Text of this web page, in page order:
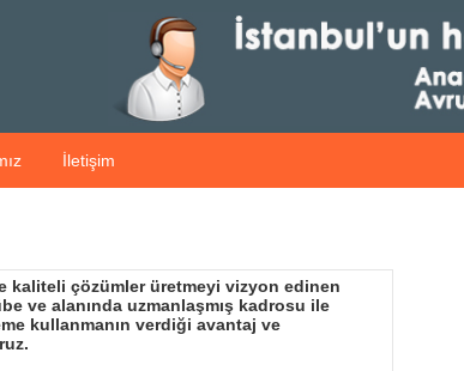
İletişim
kaliteli çözümler üretmeyi vizyon edinen
ve alanında uzmanlaşmış kadrosu ile
kullanmanın verdiği avantaj ve